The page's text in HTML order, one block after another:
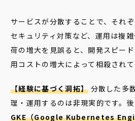
サービスが分散することで、それ
セキュリティ対策など、運用は複
荷の増大を見誤ると、開発スピー
用コストの増大によって相殺されて
【経験に基づく洞拓】 分散した多
理・運用するのは非現実的です。
GKE（Google Kubernetes